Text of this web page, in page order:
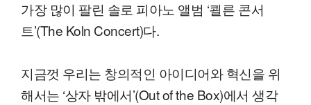
가장 많이 팔린 솔로 피아노 앨범 ‘쾰른 콘서
트’(The Koln Concert)다.
지금껏 우리는 창의적인 아이디어와 혁신을 위
해서는 ‘상자 밖에서’(Out of the Box)에서 생각